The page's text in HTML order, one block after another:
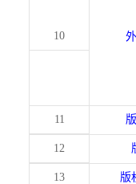
10
11
12
13 版